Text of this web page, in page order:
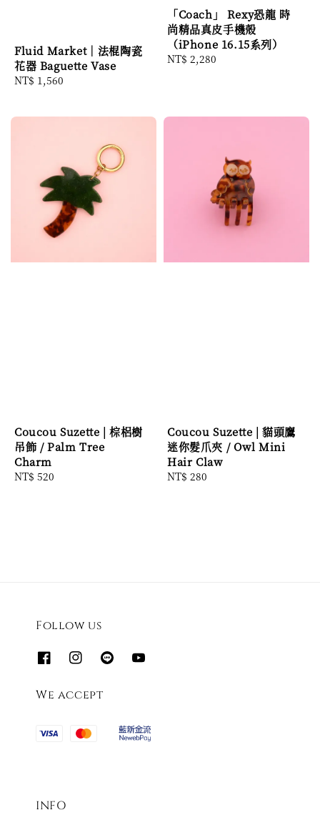
Fluid Market｜法棍陶瓷
花器 Baguette Vase
Regular
NT$ 1,560
「Coach」 Rexy恐龍 時
尚精品真皮手機殼
（iPhone 16.15系列）
Regular
NT$ 2,280
Coucou Suzette | 棕梠樹
吊飾 / Palm Tree
Charm
Regular
NT$ 520
Coucou Suzette | 貓頭鷹
迷你髮爪夾 / Owl Mini
Hair Claw
Regular
NT$ 280
Follow us
We accept
INFO